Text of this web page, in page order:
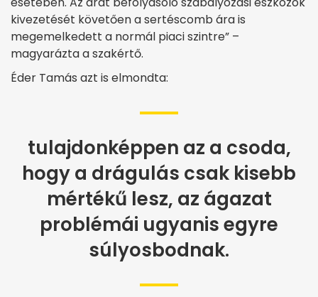
kivezetését követően a sertéscomb ára is
megemelkedett a normál piaci szintre” –
magyarázta a szakértő.
Éder Tamás azt is elmondta:
tulajdonképpen az a csoda,
hogy a drágulás csak kisebb
mértékű lesz, az ágazat
problémái ugyanis egyre
súlyosbodnak.